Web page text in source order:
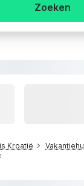
Zoeken
Kroatië